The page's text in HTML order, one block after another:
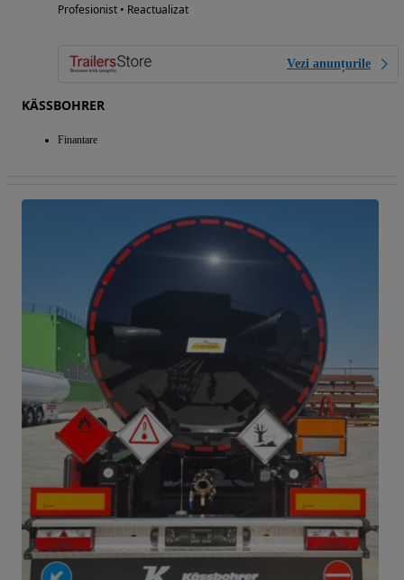
Profesionist • Reactualizat
Vezi anunțurile
KÄSSBOHRER
Finantare